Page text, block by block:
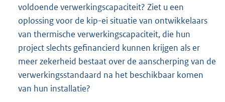
voldoende verwerkingscapaciteit? Ziet u een
oplossing voor de kip-ei situatie van ontwikkelaars
van thermische verwerkingscapaciteit, die hun
project slechts gefinancierd kunnen krijgen als er
meer zekerheid bestaat over de aanscherping van de
verwerkingsstandaard na het beschikbaar komen
van hun installatie?